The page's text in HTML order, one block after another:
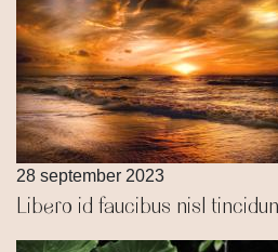
28 september 2023
Libero id faucibus nisl